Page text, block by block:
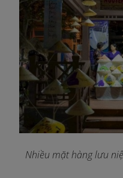
Nhiều mặt hàng lưu